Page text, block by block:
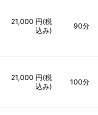
21,000 円(税
込み)
90分
21,000 円(税
込み)
100分